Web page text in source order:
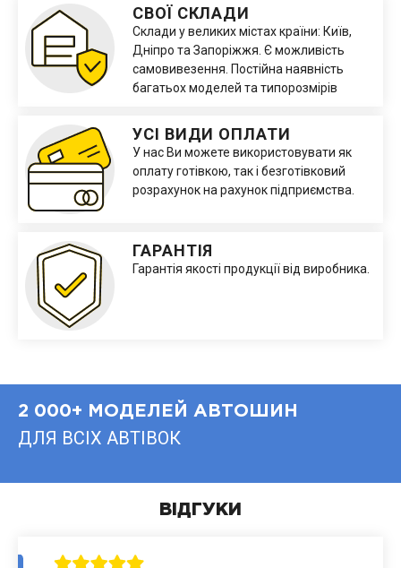
СВОЇ СКЛАДИ
Склади у великих містах країни: Київ,
Дніпро та Запоріжжя. Є можливість
самовивезення. Постійна наявність
багатьох моделей та типорозмірів
УСІ ВИДИ ОПЛАТИ
У нас Ви можете використовувати як
оплату готівкою, так і безготівковий
розрахунок на рахунок підприємства.
ГАРАНТІЯ
Гарантія якості продукції від виробника.
2 000+ МОДЕЛЕЙ АВТОШИН
ДЛЯ ВСІХ АВТІВОК
ВІДГУКИ